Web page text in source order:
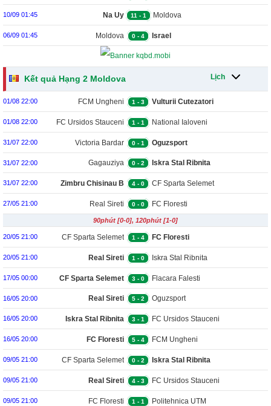
10/09 01:45 Na Uy 11 - 1 Moldova
06/09 01:45 Moldova 0 - 4 Israel
Kết quả Hạng 2 Moldova Lịch
01/08 22:00 FCM Ungheni 1 - 3 Vulturii Cutezatori
01/08 22:00 FC Ursidos Stauceni 1 - 1 National Ialoveni
31/07 22:00 Victoria Bardar 0 - 1 Oguzsport
31/07 22:00 Gagauziya 0 - 2 Iskra Stal Ribnita
31/07 22:00 Zimbru Chisinau B 4 - 0 CF Sparta Selemet
27/05 21:00 Real Sireti 0 - 0 FC Floresti
90phút [0-0], 120phút [1-0]
20/05 21:00 CF Sparta Selemet 1 - 4 FC Floresti
20/05 21:00 Real Sireti 1 - 0 Iskra Stal Ribnita
17/05 00:00 CF Sparta Selemet 3 - 0 Flacara Falesti
16/05 20:00 Real Sireti 5 - 2 Oguzsport
16/05 20:00 Iskra Stal Ribnita 3 - 1 FC Ursidos Stauceni
16/05 20:00 FC Floresti 5 - 4 FCM Ungheni
09/05 21:00 CF Sparta Selemet 0 - 2 Iskra Stal Ribnita
09/05 21:00 Real Sireti 4 - 3 FC Ursidos Stauceni
09/05 21:00 FC Floresti 1 - 1 Politehnica UTM